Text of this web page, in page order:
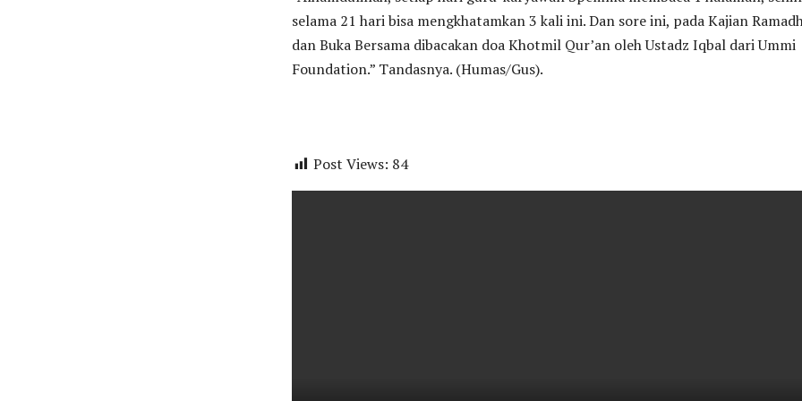
selama 21 hari bisa mengkhatamkan 3 kali ini. Dan sore ini, pada Kajian
dan Buka Bersama dibacakan doa Khotmil Qur’an oleh Ustadz Iqbal dari Ummi
Foundation.” Tandasnya. (Humas/Gus).
Post Views: 84